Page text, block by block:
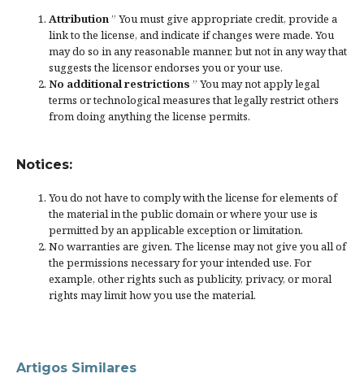
Attribution” You must give appropriate credit, provide a
link to the license, andindicate if changes were made. You
may do so in any reasonable manner, but not in any way that
suggests the licensor endorses you or your use.
No additional restrictions ” You may not apply legal
terms ortechnological measuresthat legally restrict others
from doing anything the license permits.
Notices:
You do not have to comply with the license for elements of
the material in the public domain or where your use is
permitted by an applicable exception or limitation.
No warranties are given. The license may not give you all of
the permissions necessary for your intended use. For
example, other rights such as publicity, privacy, or moral
rights may limit how you use the material.
Artigos Similares